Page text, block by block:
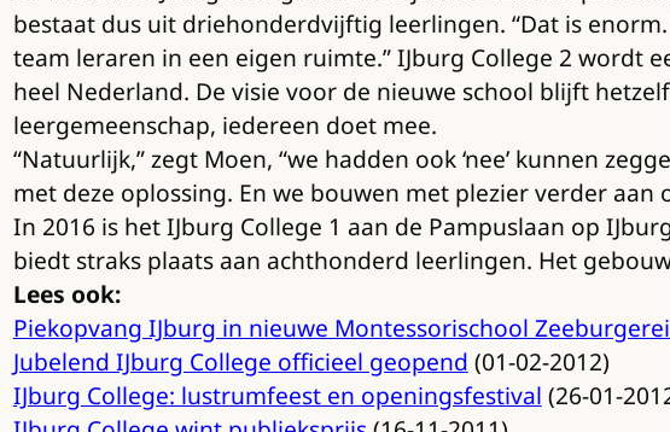
bestaat dus uit driehonderdvijftig leerlingen. “Dat is
team leraren in een eigen ruimte.” IJburg College 2 wordt
heel Nederland. De visie voor de nieuwe school blijft
leergemeenschap, iedereen doet mee.
“Natuurlijk,” zegt Moen, “we hadden ook ‘nee’ kunnen
met deze oplossing. En we bouwen met plezier verder aan
In 2016 is het IJburg College 1 aan de Pampuslaan op
biedt straks plaats aan achthonderd leerlingen. Het
Lees ook:
Piekopvang IJburg in nieuwe Montessorischool
Jubelend IJburg College officieel geopend (01-02-2012)
IJburg College: lustrumfeest en openingsfestival (26-01-